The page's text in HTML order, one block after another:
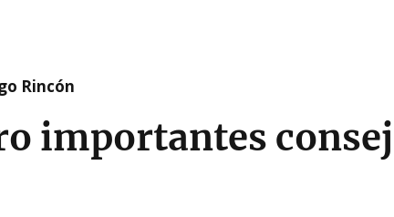
Rincón
importantes